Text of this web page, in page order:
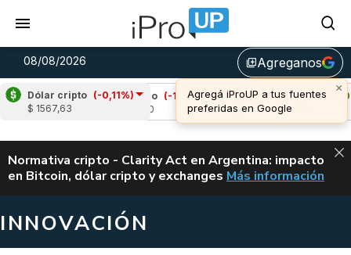
08/08/2026 library_addAgreganos
×
Agregá iProUP a tus fuentes
preferidas en Google
Dólar cripto (-0,11%)
$ 1567,63
Cardano (-1,33%)
Avalanche (2,06%)
u$s 6,55
ALERTA
Normativa cripto - Clarity Act en Argentina: impacto
en Bitcoin, dólar cripto y exchanges CLARITY ACT EN
Más información
INNOVACIÓN